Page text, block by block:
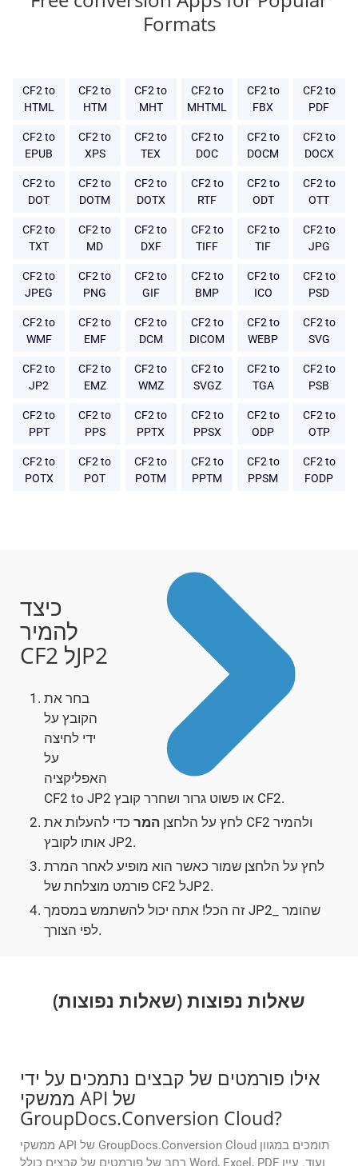
Formats
CF2 to
HTML
CF2 to
HTM
CF2 to
MHT
CF2 to
MHTML
CF2 to
FBX
CF2 to
PDF
CF2 to
EPUB
CF2 to
XPS
CF2 to
TEX
CF2 to
DOC
CF2 to
DOCM
CF2 to
DOCX
CF2 to
DOT
CF2 to
DOTM
CF2 to
DOTX
CF2 to
RTF
CF2 to
ODT
CF2 to
OTT
CF2 to
TXT
CF2 to
MD
CF2 to
DXF
CF2 to
TIFF
CF2 to
TIF
CF2 to
JPG
CF2 to
JPEG
CF2 to
PNG
CF2 to
GIF
CF2 to
BMP
CF2 to
ICO
CF2 to
PSD
CF2 to
WMF
CF2 to
EMF
CF2 to
DCM
CF2 to
DICOM
CF2 to
WEBP
CF2 to
SVG
CF2 to
JP2
CF2 to
EMZ
CF2 to
WMZ
CF2 to
SVGZ
CF2 to
TGA
CF2 to
PSB
CF2 to
PPT
CF2 to
PPS
CF2 to
PPTX
CF2 to
PPSX
CF2 to
ODP
CF2 to
OTP
CF2 to
POTX
CF2 to
POT
CF2 to
POTM
CF2 to
PPTM
CF2 to
PPSM
CF2 to
FODP
כיצד
להמיר
CF2 לJP2
בחר את
הקובץ על
ידי לחיצה
על
האפליקציה
CF2 to JP2 או פשוט גרור ושחרר קובץ CF2.
לחץ על הלחצן המר כדי להעלות את CF2 ולהמיר
אותו לקובץ JP2.
לחץ על הלחצן שמור כאשר הוא מופיע לאחר המרת
פורמט מוצלחת של CF2 לJP2.
זה הכל! אתה יכול להשתמש במסמך JP2_ שהומר
לפי הצורך.
שאלות נפוצות (שאלות נפוצות)
אילו פורמטים של קבצים נתמכים על ידי
ממשקי API של
GroupDocs.Conversion Cloud?
ממשקי API של GroupDocs.Conversion Cloud תומכים במגוון
רחב של פורמטים של קבצים כולל Word, Excel, PDF ועוד. עיין